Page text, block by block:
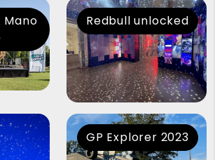
Mano
Redbull unlocked
GP Explorer 2023